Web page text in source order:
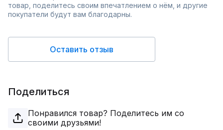
товар, поделитесь своим впечатлением о нём, и другие
покупатели будут вам благодарны.
Оставить отзыв
Поделиться
Понравился товар? Поделитесь им со
своими друзьями!